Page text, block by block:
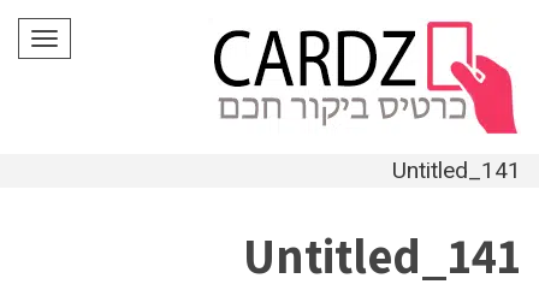
תפריט
Untitled_141
Untitled_141